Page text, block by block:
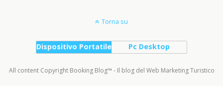
Torna su
Dispositivo Portatile Pc Desktop
All content Copyright Booking Blog™ - Il blog del Web Marketing Turistico